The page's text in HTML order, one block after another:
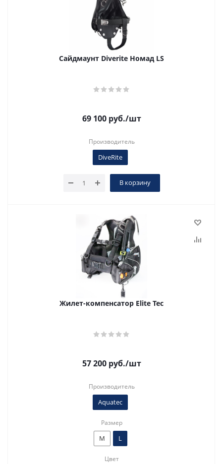
Сайдмаунт Diverite Номад LS
69 100руб./шт
Производитель
DiveRite
В корзину
Жилет-компенсатор Elite Tec
57 200руб./шт
Производитель
Aquatec
Размер
M L
Цвет